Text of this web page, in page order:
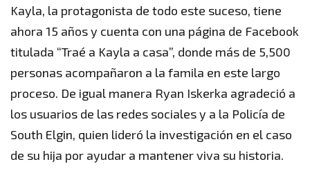
Kayla, la protagonista de todo este suceso, tiene
ahora 15 años y cuenta con una página de Facebook
titulada “Traé a Kayla a casa”, donde más de 5,500
personas acompañaron a la famila en este largo
proceso. De igual manera Ryan Iskerka agradeció a
los usuarios de las redes sociales y a la Policía de
South Elgin, quien lideró la investigación en el caso
de su hija por ayudar a mantener viva su historia.